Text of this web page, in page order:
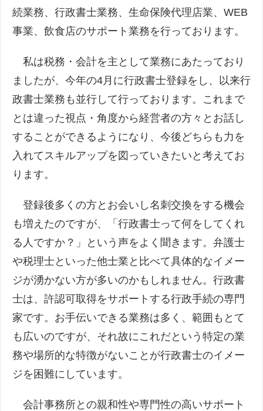
続業務、行政書士業務、生命保険代理店業、WEB
事業、飲食店のサポート業務を行っております。
私は税務・会計を主として業務にあたっており
ましたが、今年の4月に行政書士登録をし、以来行
政書士業務も並行して行っております。これまで
とは違った視点・角度から経営者の方々とお話し
することができるようになり、今後どちらも力を
入れてスキルアップを図っていきたいと考えてお
ります。
登録後多くの方とお会いし名刺交換をする機会
も増えたのですが、「行政書士って何をしてくれ
る人ですか？」という声をよく聞きます。弁護士
や税理士といった他士業と比べて具体的なイメー
ジが湧かない方が多いのかもしれません。行政書
士は、許認可取得をサポートする行政手続の専門
家です。お手伝いできる業務は多く、範囲もとて
も広いのですが、それ故にこれだという特定の業
務や場所的な特徴がないことが行政書士のイメー
ジを困難にしています。
会計事務所との親和性や専門性の高いサポート